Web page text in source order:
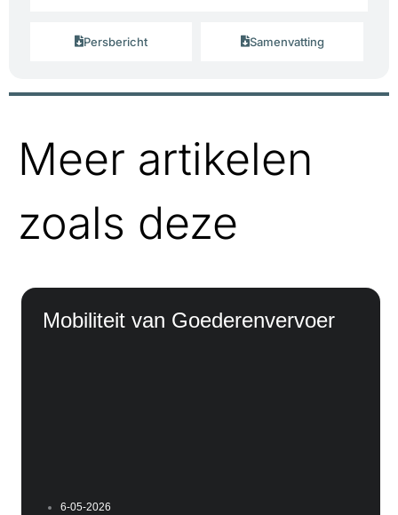
Persbericht Samenvatting
Meer artikelen
zoals deze
Mobiliteit van Goederenvervoer
6-05-2026